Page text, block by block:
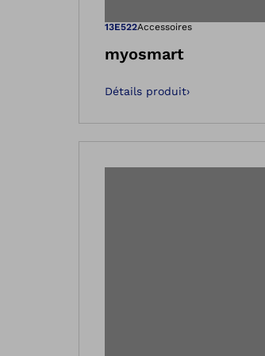
Ouvre
13E522Accessoires
myosmart
Détails produit›